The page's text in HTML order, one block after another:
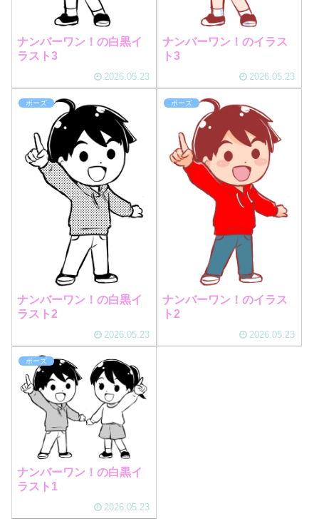
ナンバーワン！の白黒イ
ラスト3
2026.05.23
ナンバーワン！のイラス
ト3
2026.05.23
ポーズ
ナンバーワン！の白黒イ
ラスト2
2026.05.23
ポーズ
ナンバーワン！のイラス
ト2
2026.05.23
ポーズ
ナンバーワン！の白黒イ
ラスト1
2026.05.23